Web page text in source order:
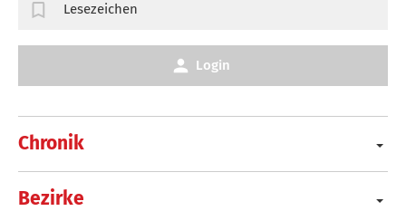
Chronik
Bezirke
Lesezeichen
Login